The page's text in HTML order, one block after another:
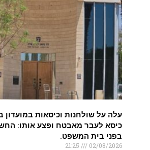
עלה על שולחנות וכיסאות במועדון
כיסא לעבר מאבטח ופצע אותו:
בפני בית המשפט.
02/08/2026